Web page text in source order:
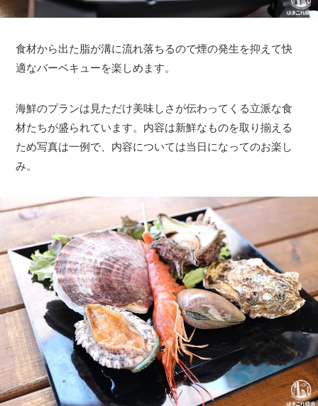
食材から出た脂が溝に流れ落ちるので煙の発生を抑えて快
適なバーベキューを楽しめます。
海鮮のプランは見ただけ美味しさが伝わってくる立派な食
材たちが盛られています。内容は新鮮なものを取り揃える
ため写真は一例で、内容については当日になってのお楽し
み。